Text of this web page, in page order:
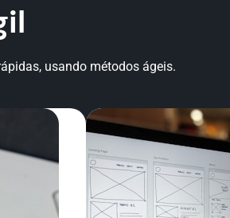
usando métodos ágeis.